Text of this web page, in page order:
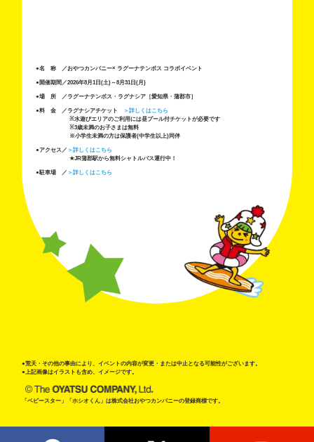
●名 称 ／おやつカンパニー× ラグーナテンボス コラボイベント
●開催期間／2026年8月1日(土)～8月31日(月)
●場 所 ／ラグーナテンボス・ラグナシア［愛知県・蒲郡市］
●料 金 ／ラグナシアチケット
＞詳しくはこちら
※水遊びエリアのご利用には昼プール付チケットが必要です
※3歳未満のお子さまは無料
※小学生未満の方は保護者(中学生以上)同伴
●アクセス／ ＞詳しくはこちら
★JR蒲郡駅から無料シャトルバス運行中！
●駐車場 ／ ＞詳しくはこちら
●荒天・その他の事由により、イベントの内容が変更・または中止となる可能性がございます。
●上記画像はイラストも含め、イメージです。
「ベビースター」「ホシオくん」は株式会社おやつカンパニーの登録商標です。